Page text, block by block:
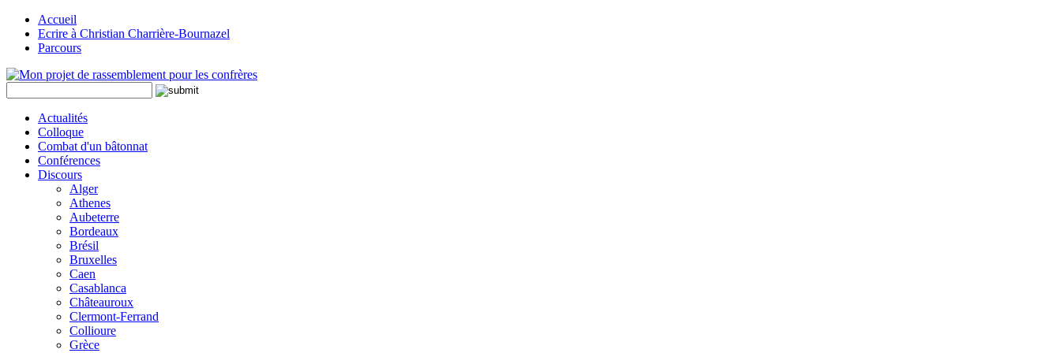
Accueil
Ecrire à Christian Charrière-Bournazel
Parcours
Actualités
Colloque
Combat d'un bâtonnat
Conférences
Discours
Alger
Athenes
Aubeterre
Bordeaux
Brésil
Bruxelles
Caen
Casablanca
Châteauroux
Clermont-Ferrand
Collioure
Grèce